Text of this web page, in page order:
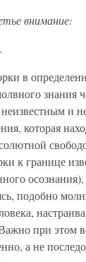
внимание:
в
знания
и
которая
к границе
осознания),
подобно
при этом
а не